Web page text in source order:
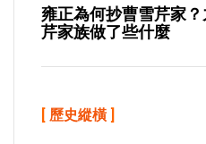
雍正為何抄曹雪芹家
芹家族做了些什麼
[ 歷史縱橫 ]